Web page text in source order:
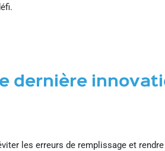
dernière
les erreurs de remplissage et